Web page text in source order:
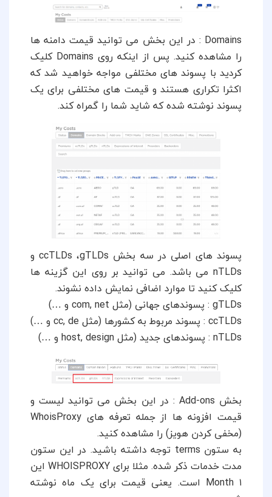
Domains : در این بخش می توانید قیمت دامنه ها
را مشاهده کنید. پس از اینکه روی Domains‌ کلیک
کردید با پسوند های مختلفی مواجه خواهید شد که
اکثرا تکراری هستند و قیمت های مختلفی برای یک
پسوند نوشته شده که شاید شما را گمراه کند.
پسوند های اصلی در سه بخش ccTLDs ،gTLDs و
nTLDs می باشد. می توانید بر روی این گزینه ها
کلیک کنید تا موارد اضافی نمایش داده نشوند.
gTLDs : پسوندهای جهانی (مثل com, net و …)
ccTLDs : پسوند مربوط به کشورها (مثل cc, de و …)
nTLDs : پسوندهای جدید (مثل host, design و …)
بخش Add-ons : در این بخش می توانید لیست و
(مخفی کردن هویز) را مشاهده کنید.
به ستون terms توجه داشته باشید. در این ستون
مدت خدمات ذکر شده. مثلا برای WHOISPROXY این
۱ Month است. یعنی قیمت برای یک ماه نوشته